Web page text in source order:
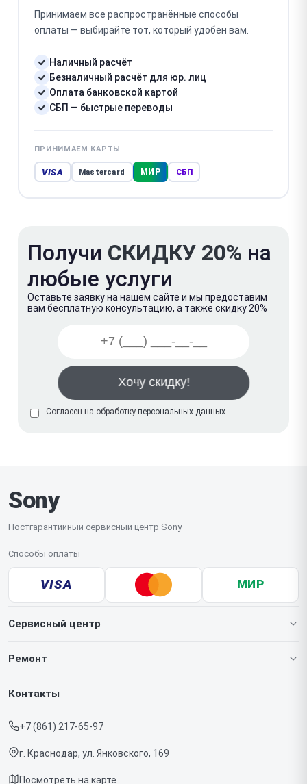
Принимаем все распространённые способы
оплаты — выбирайте тот, который удобен вам.
Наличный расчёт
Безналичный расчёт для юр. лиц
Оплата банковской картой
СБП — быстрые переводы
ПРИНИМАЕМ КАРТЫ
VISA Mastercard МИР СБП
Получи СКИДКУ 20% на
любые услуги
Оставьте заявку на нашем сайте и мы предоставим
вам бесплатную консультацию, а также скидку 20%
Согласен на обработку персональных данных
Sony
Постгарантийный сервисный центр Sony
Способы оплаты
VISA МИР
Сервисный центр
О нашем сервисе
Срочный ремонт
Доставка и способы оплаты
Ремонт
Игровых приставок
Контакты
+7 (861) 217-65-97
г. Краснодар, ул. Янковского, 169
Посмотреть на карте